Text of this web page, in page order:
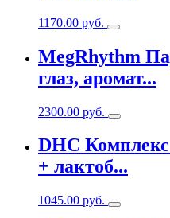
1170.00 руб.
MegRhythm
глаз, аромат...
2300.00 руб.
DHC
+ лактоб...
1045.00 руб.